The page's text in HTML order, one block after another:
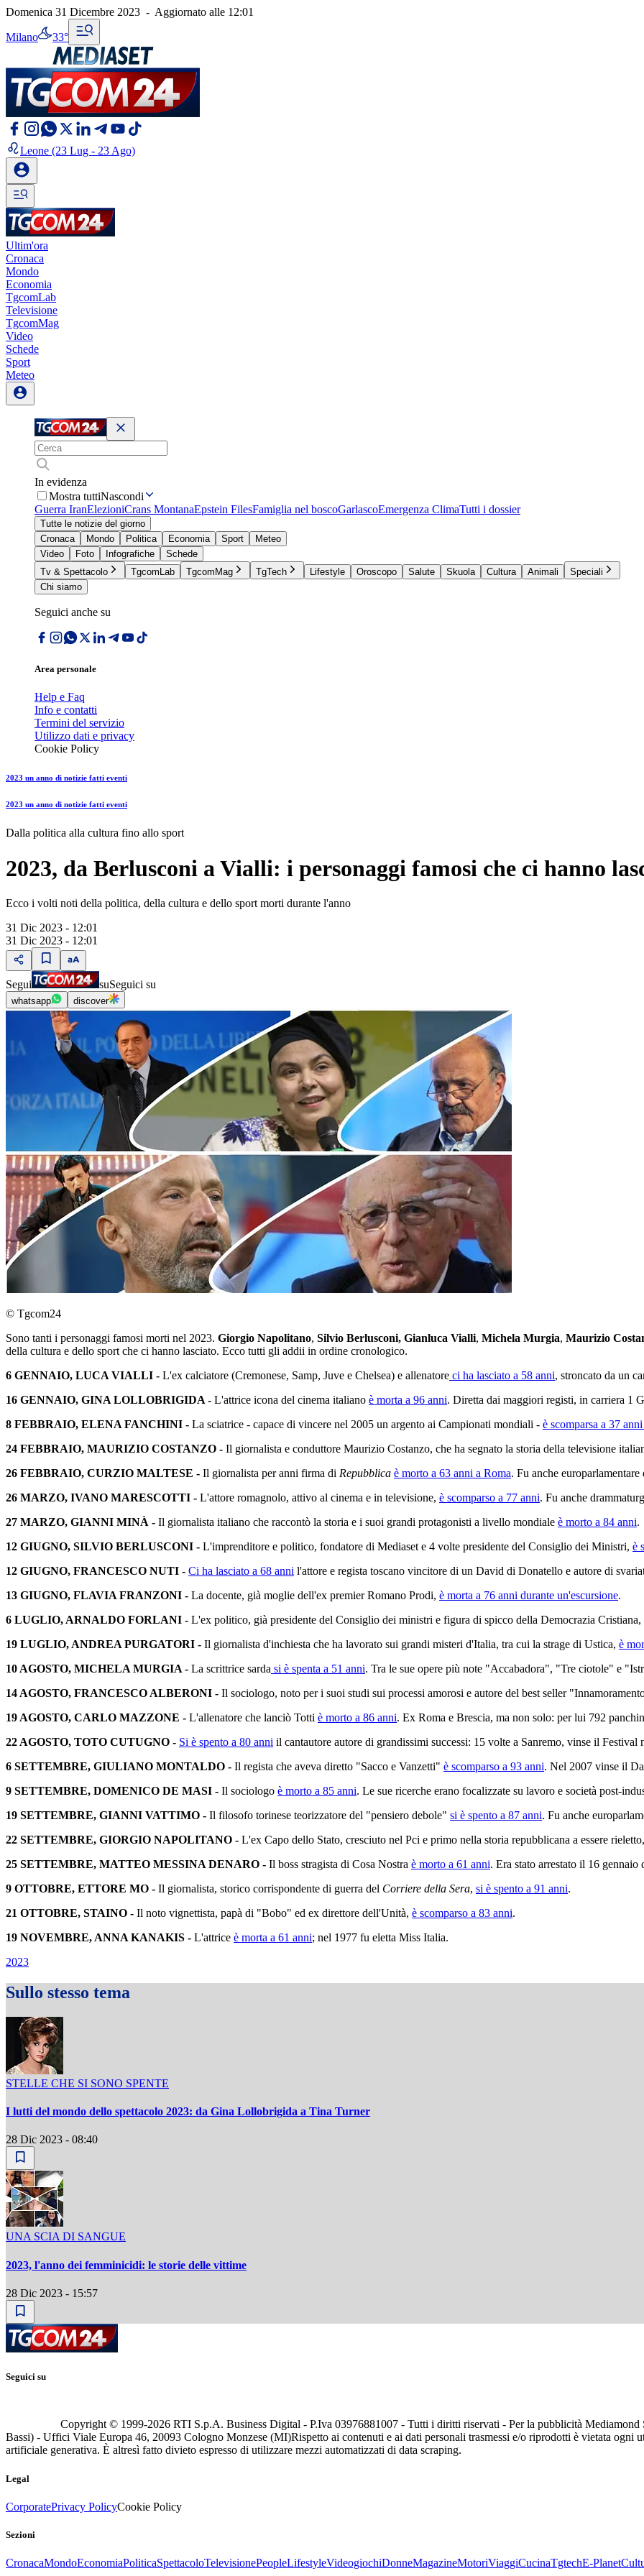
Domenica 31 Dicembre 2023 - Aggiornato alle 12:01
Milano 33°
Leone (23 Lug - 23 Ago)
Ultim'ora
Cronaca
Mondo
Economia
TgcomLab
Televisione
TgcomMag
Video
Schede
Sport
Meteo
In evidenza
Mostra tuttiNascondi
Guerra IranElezioniCrans MontanaEpstein FilesFamiglia nel boscoGarlascoEmergenza ClimaTutti i dossier
Tutte le notizie del giorno
Cronaca
Mondo Politica Economia Sport
Meteo
Video
Foto Infografiche
Schede
Tv & Spettacolo
TgcomLab TgcomMag TgTech Lifestyle Oroscopo Salute Skuola Cultura Animali
Speciali
Chi siamo
Seguici anche su
Area personale
Help e Faq
Info e contatti
Termini del servizio
Utilizzo dati e privacy
Cookie Policy
2023 un anno di notizie fatti eventi
2023 un anno di notizie fatti eventi
Dalla politica alla cultura fino allo sport
2023, da Berlusconi a Vialli: i personaggi famosi che ci hanno
Ecco i volti noti della politica, della cultura e dello sport morti durante l'anno
31 Dic 2023 - 12:01
31 Dic 2023 - 12:01
Segui suSeguici su
whatsapp discover
© Tgcom24
Sono tanti i personaggi famosi morti nel 2023. Giorgio Napolitano, Silvio Berlusconi, Gianluca Vialli, Michela Murgia, Maurizio
della cultura e dello sport che ci hanno lasciato. Ecco tutti gli addii in ordine cronologico.
6 GENNAIO, LUCA VIALLI - L'ex calciatore (Cremonese, Samp, Juve e Chelsea) e allenatore ci ha lasciato a 58 anni, stroncato da un
16 GENNAIO, GINA LOLLOBRIGIDA - L'attrice icona del cinema italiano è morta a 96 anni. Diretta dai maggiori registi, in carriera 1
8 FEBBRAIO, ELENA FANCHINI - La sciatrice - capace di vincere nel 2005 un argento ai Campionati mondiali - è scomparsa a 37 anni
24 FEBBRAIO, MAURIZIO COSTANZO - Il giornalista e conduttore Maurizio Costanzo, che ha segnato la storia della televisione
26 FEBBRAIO, CURZIO MALTESE - Il giornalista per anni firma di Repubblica è morto a 63 anni a Roma. Fu anche
26 MARZO, IVANO MARESCOTTI - L'attore romagnolo, attivo al cinema e in televisione, è scomparso a 77 anni. Fu anche
27 MARZO, GIANNI MINÀ - Il giornalista italiano che raccontò la storia e i suoi grandi protagonisti a livello mondiale è morto a 84 anni.
12 GIUGNO, SILVIO BERLUSCONI - L'imprenditore e politico, fondatore di Mediaset e 4 volte presidente del Consiglio dei Ministri, è
12 GIUGNO, FRANCESCO NUTI - Ci ha lasciato a 68 anni l'attore e regista toscano vincitore di un David di Donatello e autore di
13 GIUGNO, FLAVIA FRANZONI - La docente, già moglie dell'ex premier Romano Prodi, è morta a 76 anni durante un'escursione.
6 LUGLIO, ARNALDO FORLANI - L'ex politico, già presidente del Consiglio dei ministri e figura di spicco della Democrazia Cristiana,
19 LUGLIO, ANDREA PURGATORI - Il giornalista d'inchiesta che ha lavorato sui grandi misteri d'Italia, tra cui la strage di Ustica, è
10 AGOSTO, MICHELA MURGIA - La scrittrice sarda si è spenta a 51 anni. Tra le sue opere più note "Accabadora", "Tre ciotole" e
14 AGOSTO, FRANCESCO ALBERONI - Il sociologo, noto per i suoi studi sui processi amorosi e autore del best seller
19 AGOSTO, CARLO MAZZONE - L'allenatore che lanciò Totti è morto a 86 anni. Ex Roma e Brescia, ma non solo: per lui 792
22 AGOSTO, TOTO CUTUGNO - Si è spento a 80 anni il cantautore autore di grandissimi successi: 15 volte a Sanremo, vinse il Festival
6 SETTEMBRE, GIULIANO MONTALDO - Il regista che aveva diretto "Sacco e Vanzetti" è scomparso a 93 anni. Nel 2007 vinse il
9 SETTEMBRE, DOMENICO DE MASI - Il sociologo è morto a 85 anni. Le sue ricerche erano focalizzate su lavoro e società post-
19 SETTEMBRE, GIANNI VATTIMO - Il filosofo torinese teorizzatore del "pensiero debole" si è spento a 87 anni. Fu anche
22 SETTEMBRE, GIORGIO NAPOLITANO - L'ex Capo dello Stato, cresciuto nel Pci e primo nella storia repubblicana a essere rieletto,
25 SETTEMBRE, MATTEO MESSINA DENARO - Il boss stragista di Cosa Nostra è morto a 61 anni. Era stato arrestato il 16
9 OTTOBRE, ETTORE MO - Il giornalista, storico corrispondente di guerra del Corriere della Sera, si è spento a 91 anni.
21 OTTOBRE, STAINO - Il noto vignettista, papà di "Bobo" ed ex direttore dell'Unità, è scomparso a 83 anni.
19 NOVEMBRE, ANNA KANAKIS - L'attrice è morta a 61 anni; nel 1977 fu eletta Miss Italia.
2023
Sullo stesso tema
STELLE CHE SI SONO SPENTE
I lutti del mondo dello spettacolo 2023: da Gina Lollobrigida a Tina Turner
28 Dic 2023 - 08:40
UNA SCIA DI SANGUE
2023, l'anno dei femminicidi: le storie delle vittime
28 Dic 2023 - 15:57
Seguici su
Copyright © 1999-2026 RTI S.p.A. Business Digital - P.Iva 03976881007 - Tutti i diritti riservati - Per la pubblicità
Bassi) - Uffici Viale Europa 46, 20093 Cologno Monzese (MI)Rispetto ai contenuti e ai dati personali trasmessi e/o riprodotti è vietata ogni
artificiale generativa. È altresì fatto divieto espresso di utilizzare mezzi automatizzati di data scraping.
Legal
CorporatePrivacy PolicyCookie Policy
Sezioni
CronacaMondoEconomiaPoliticaSpettacoloTelevisionePeopleLifestyleVideogiochiDonneMagazineMotoriViaggiCucinaTgtechE-Planet